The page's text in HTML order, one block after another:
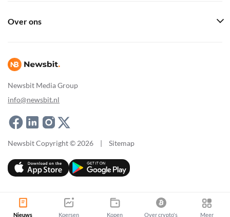
Newsbit Media Group
info@newsbit.nl
Over ons
Newsbit Copyright © 2026 | Sitemap
Nieuws Koersen Kopen Over crypto's Meer